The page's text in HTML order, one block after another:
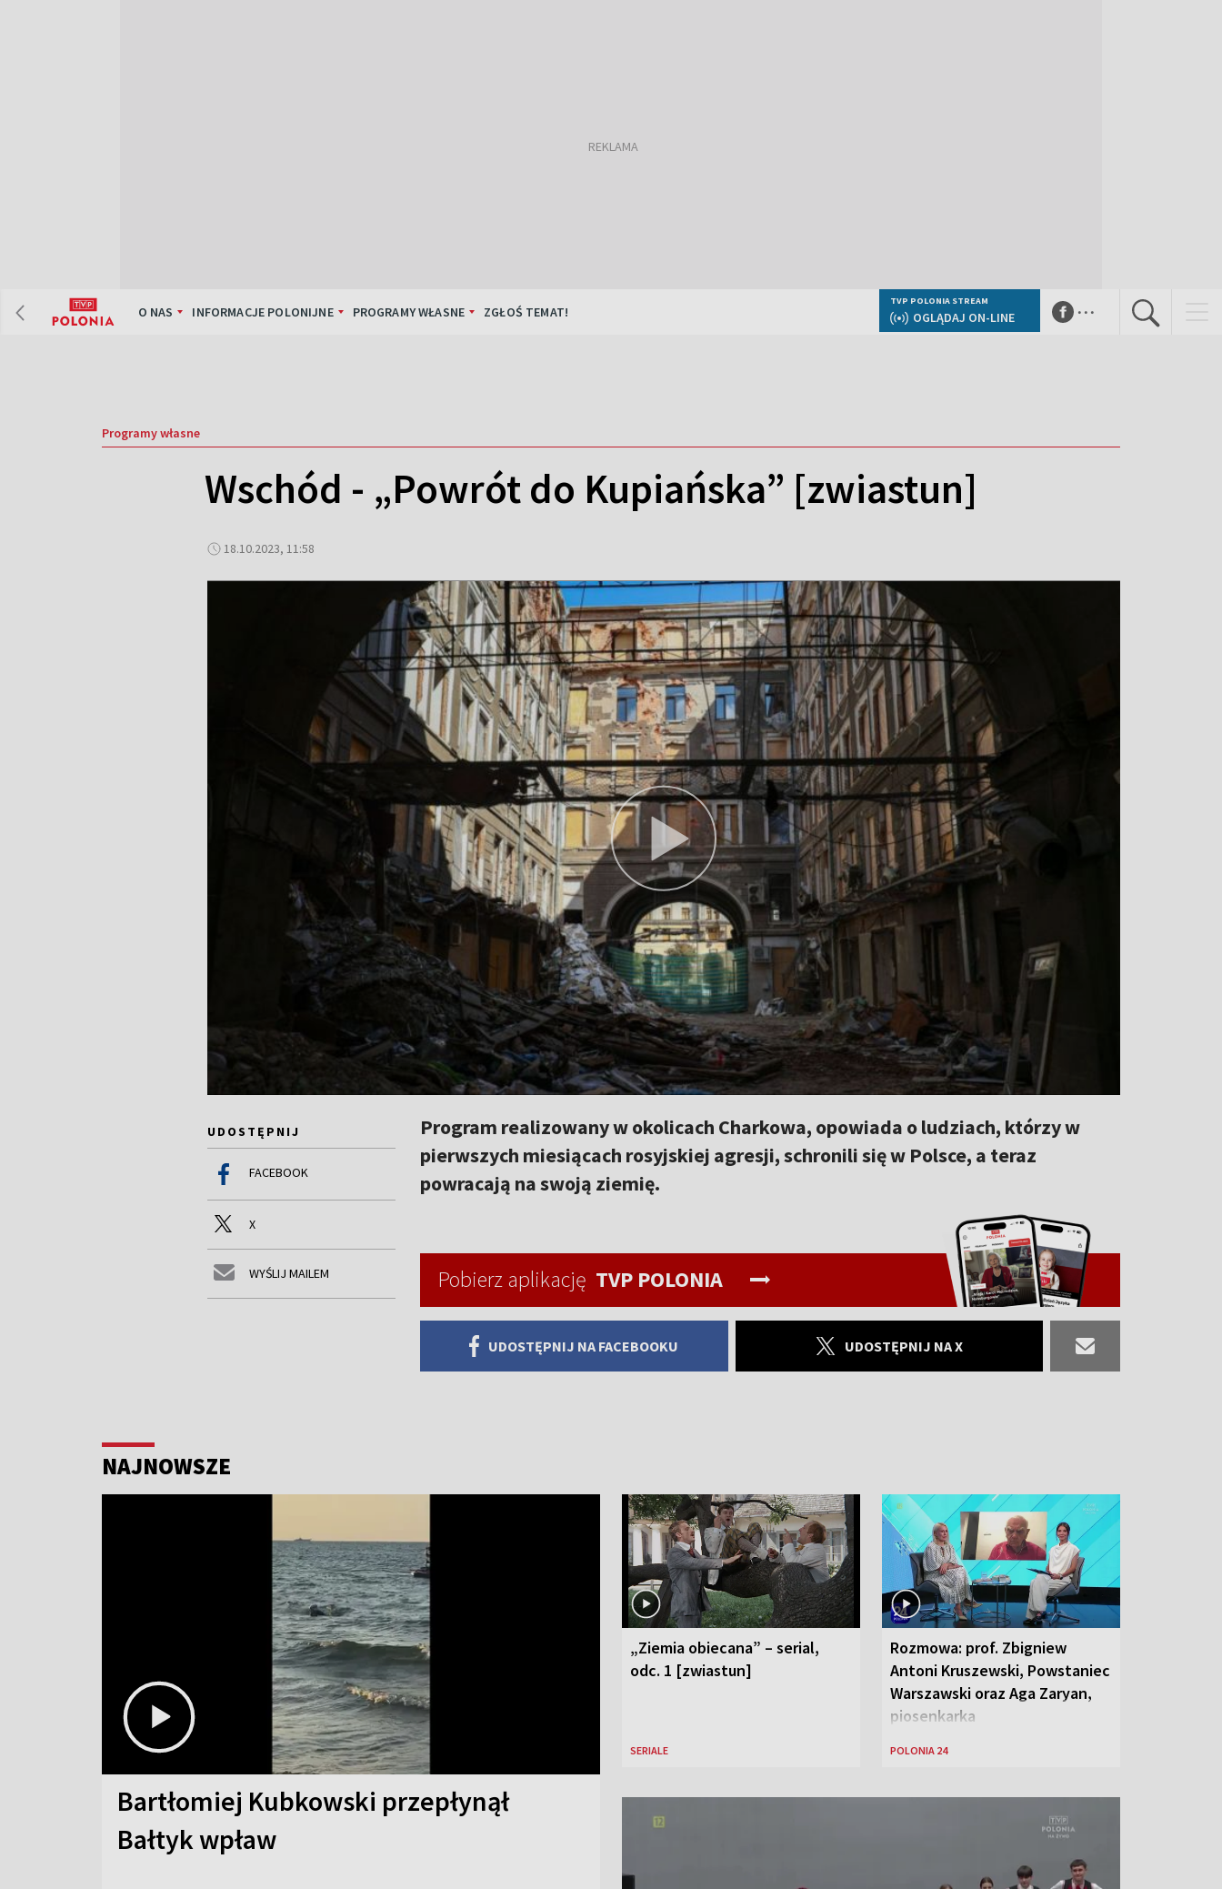
O NAS INFORMACJE POLONIJNE PROGRAMY WŁASNE ZGŁOŚ TEMAT!
TVP POLONIA STREAM
OGLĄDAJ ON-LINE ...
Programy własne
Wschód - „Powrót do Kupiańska” [zwiastun]
18.10.2023, 11:58
UDOSTĘPNIJ
FACEBOOK
X
WYŚLIJ MAILEM
Program realizowany w okolicach Charkowa, opowiada o ludziach, którzy w
pierwszych miesiącach rosyjskiej agresji, schronili się w Polsce, a teraz
powracają na swoją ziemię.
Pobierz aplikację TVP POLONIA
UDOSTĘPNIJ NA FACEBOOKU UDOSTĘPNIJ NA X
NAJNOWSZE
Bartłomiej Kubkowski przepłynął
Bałtyk wpław
„Ziemia obiecana” – serial,
odc. 1 [zwiastun]
SERIALE
Rozmowa: prof. Zbigniew
Antoni Kruszewski, Powstaniec
Warszawski oraz Aga Zaryan,
piosenkarka
POLONIA 24